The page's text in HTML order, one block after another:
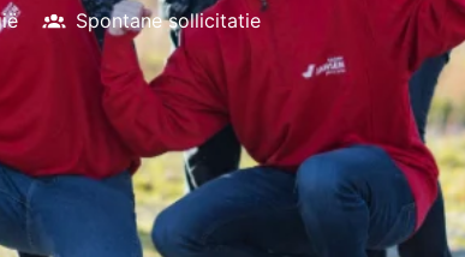
Spontane sollicitatie